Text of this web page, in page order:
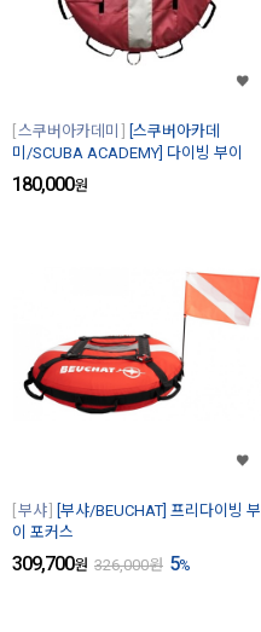
스쿠버아카데미
[스쿠버아카데
미/SCUBA ACADEMY] 다이빙 부이
180,000원
부샤
[부샤/BEUCHAT] 프리다이빙 부
이 포커스
309,700원 326,000원 5%